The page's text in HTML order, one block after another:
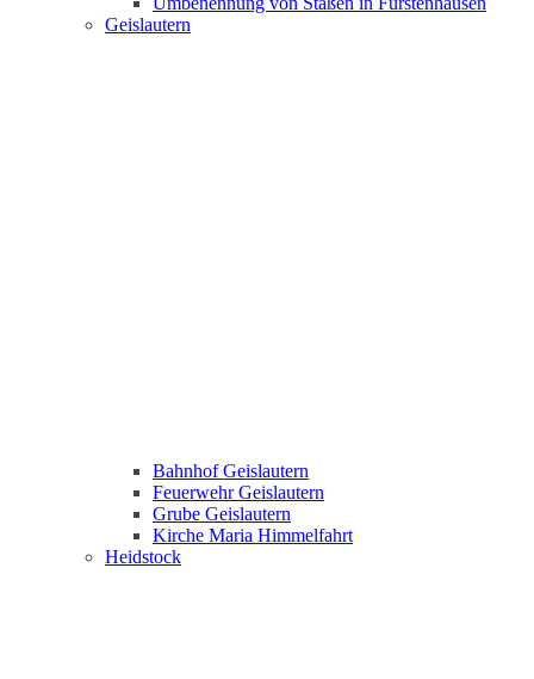
Geislautern
Bahnhof Geislautern
Feuerwehr Geislautern
Grube Geislautern
Kirche Maria Himmelfahrt
Heidstock